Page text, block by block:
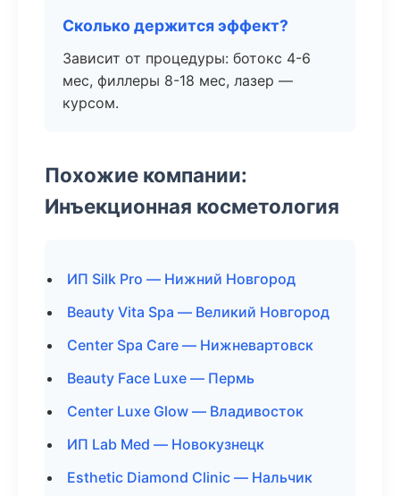
Сколько держится эффект?
Зависит от процедуры: ботокс 4-6
мес, филлеры 8-18 мес, лазер —
курсом.
Похожие компании:
Инъекционная косметология
ИП Silk Pro — Нижний Новгород
Beauty Vita Spa — Великий Новгород
Center Spa Care — Нижневартовск
Beauty Face Luxe — Пермь
Center Luxe Glow — Владивосток
ИП Lab Med — Новокузнецк
Esthetic Diamond Clinic — Нальчик